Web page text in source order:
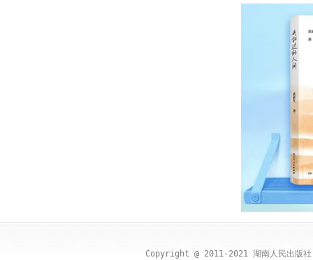
Copyright @ 2011-2021 湖南人民出版